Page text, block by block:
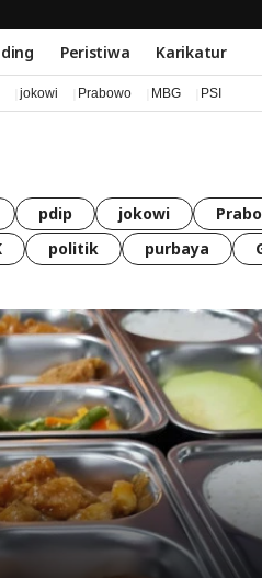
Peristiwa Karikatur
jokowi Prabowo MBG PSI
pdip jokowi
politik purbaya